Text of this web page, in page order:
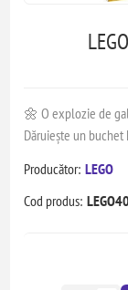
🌼 O explozie de
Dăruiește un buchet
Producător: LEGO
Cod produs: